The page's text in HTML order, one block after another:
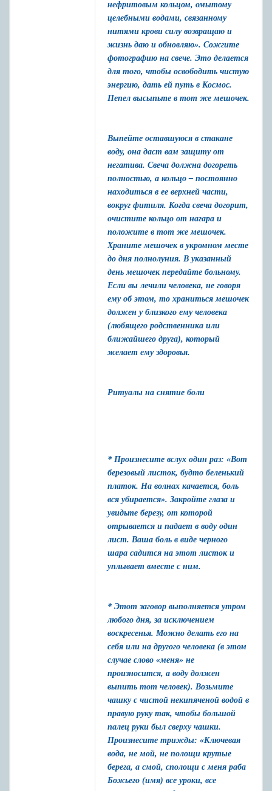
нефритовым кольцом, омытому
целебными водами, связанному
нитями крови силу возвращаю и
жизнь даю и обновляю». Сожгите
фотографию на свече. Это делается
для того, чтобы освободить чистую
энергию, дать ей путь в Космос.
Пепел высыпьте в тот же мешочек.
Выпейте оставшуюся в стакане
воду, она даст вам защиту от
негатива. Свеча должна догореть
полностью, а кольцо – постоянно
находиться в ее верхней части,
вокруг фитиля. Когда свеча догорит,
очистите кольцо от нагара и
положите в тот же мешочек.
Храните мешочек в укромном месте
до дня полнолуния. В указанный
день мешочек передайте больному.
Если вы лечили человека, не говоря
ему об этом, то храниться мешочек
должен у близкого ему человека
(любящего родственника или
ближайшего друга), который
желает ему здоровья.
Ритуалы на снятие боли
* Произнесите вслух один раз: «Вот
березовый листок, будто беленький
платок. На волнах качается, боль
вся убирается». Закройте глаза и
увидьте березу, от которой
отрывается и падает в воду один
лист. Ваша боль в виде черного
шара садится на этот листок и
уплывает вместе с ним.
* Этот заговор выполняется утром
любого дня, за исключением
воскресенья. Можно делать его на
себя или на другого человека (в этом
случае слово «меня» не
произносится, а воду должен
выпить тот человек). Возьмите
чашку с чистой некипяченой водой в
правую руку так, чтобы большой
палец руки был сверху чашки.
Произнесите трижды: «Ключевая
вода, не мой, не полощи крутые
берега, а смой, сполощи с меня раба
Божьего (имя) все уроки, все